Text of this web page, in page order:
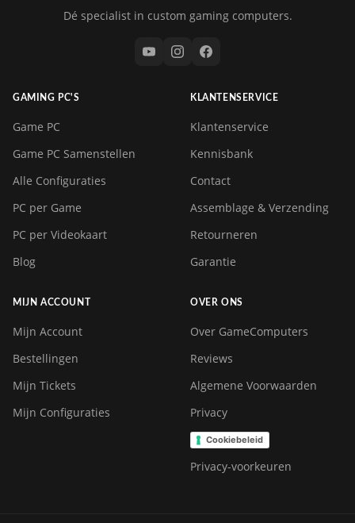
Dé specialist in custom gaming computers.
GAMING PC'S
Game PC
Game PC Samenstellen
Alle Configuraties
PC per Game
PC per Videokaart
Blog
KLANTENSERVICE
Klantenservice
Kennisbank
Contact
Assemblage & Verzending
Retourneren
Garantie
MIJN ACCOUNT
Mijn Account
Bestellingen
Mijn Tickets
Mijn Configuraties
OVER ONS
Over GameComputers
Reviews
Algemene Voorwaarden
Privacy
Cookiebeleid
Privacy-voorkeuren